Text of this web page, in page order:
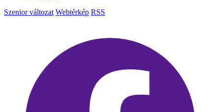
Szenior változat Webtérkép RSS